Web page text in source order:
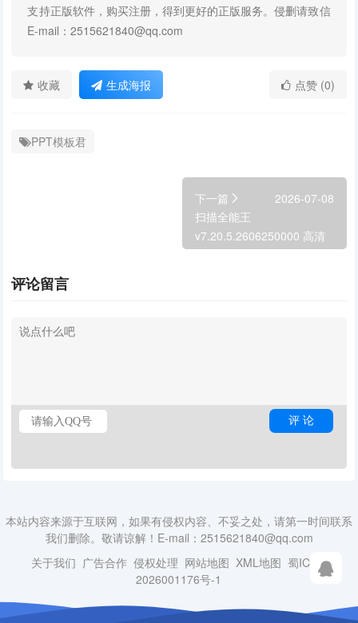
支持正版软件，购买注册，得到更好的正版服务。侵删请致信
E-mail：2515621840@qq.com
收藏 生成海报 点赞 (0)
PPT模板君
下一篇
2026-07-08
扫描全能王
v7.20.5.2606250000 高清
评论留言
本站内容来源于互联网，如果有侵权内容、不妥之处，请第一时间联系
我们删除。敬请谅解！E-mail：2515621840@qq.com
关于我们 广告合作 侵权处理 网站地图 XML地图 蜀ICP备
2026001176号-1